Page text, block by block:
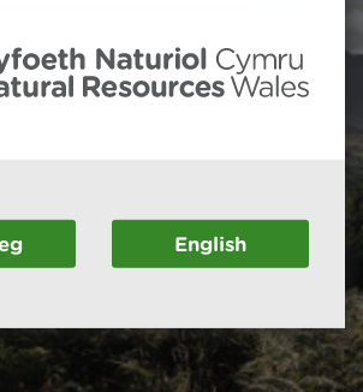
English